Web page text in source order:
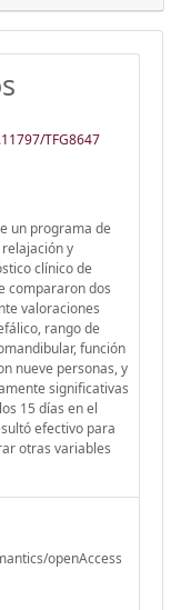
TFG8647
un programa de
y
clínico de
compararon dos
valoraciones
rango de
función
nueve personas, y
significativas
15 días en el
efectivo para
otras variables
openAccess